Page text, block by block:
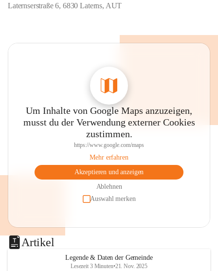
Laternserstraße 6, 6830 Laterns, AUT
Um Inhalte von Google Maps anzuzeigen,
musst du der Verwendung externer Cookies
zustimmen.
https://www.google.com/maps
Mehr erfahren
Akzeptieren und anzeigen
Ablehnen
Auswahl merken
Artikel
Legende & Daten der Gemeinde
Lesezeit 3 Minuten•21. Nov. 2025